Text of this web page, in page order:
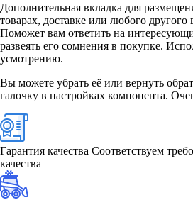
Дополнительная вкладка для
товарах, доставке или любого другого
Поможет вам ответить на
развеять его сомнения в покупке.
усмотрению.
Вы можете убрать её или вернуть
галочку в настройках компонента.
Гарантия качества Соответствуем
качества